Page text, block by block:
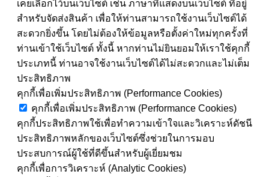
เคยเลือกไว้บนเว็บไซต์ เช่น ภาษาที่แสดงบนเว็บไซต์ ที่อยู่
สำหรับจัดส่งสินค้า เพื่อให้ท่านสามารถใช้งานเว็บไซต์ได้
สะดวกยิ่งขึ้น โดยไม่ต้องให้ข้อมูลหรือตั้งค่าใหม่ทุกครั้งที่
ท่านเข้าใช้เว็บไซต์ ทั้งนี้ หากท่านไม่ยินยอมให้เราใช้คุกกี้
ประเภทนี้ ท่านอาจใช้งานเว็บไซต์ได้ไม่สะดวกและไม่เต็ม
ประสิทธิภาพ
คุกกี้เพื่อเพิ่มประสิทธิภาพ (Performance Cookies)
คุกกี้เพื่อเพิ่มประสิทธิภาพ (Performance Cookies)
คุกกี้ประสิทธิภาพใช้เพื่อทำความเข้าใจและวิเคราะห์ดัชนี
ประสิทธิภาพหลักของเว็บไซต์ซึ่งช่วยในการมอบ
ประสบการณ์ผู้ใช้ที่ดีขึ้นสำหรับผู้เยี่ยมชม
คุกกี้เพื่อการวิเคราะห์ (Analytic Cookies)